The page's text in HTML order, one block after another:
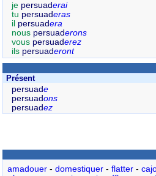
je persuaderai
tu persuaderas
il persuadera
nous persuaderons
vous persuaderez
ils persuaderont
Présent
persuade
persuadons
persuadez
amadouer- domestiquer- flatter-